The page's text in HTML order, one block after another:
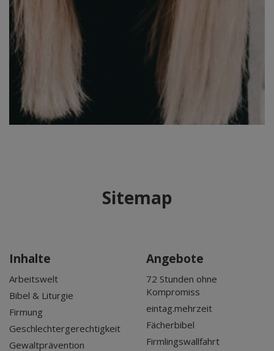
Sitemap
Inhalte
Arbeitswelt
Bibel & Liturgie
Firmung
Geschlechtergerechtigkeit
Gewaltprävention
Angebote
72 Stunden ohne
Kompromiss
eintag.mehrzeit
Fächerbibel
Firmlingswallfahrt